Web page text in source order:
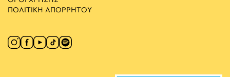
ΠΟΛΙΤΙΚΗ ΑΠΟΡΡΗΤΟΥ